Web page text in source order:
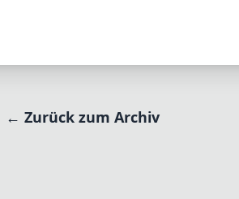
← Zurück zum Archiv